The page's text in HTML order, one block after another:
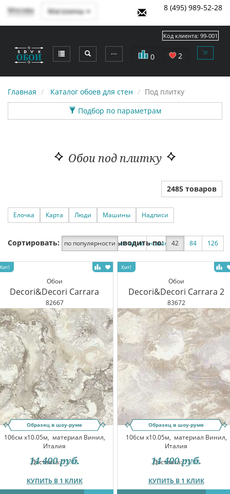
Москва Магазины 8 (495) 989-52-28
⋯ 0 2
Код клиента: 99-001
Главная Каталог обоев для стен
Под плитку
Подбор по параметрам
Обои под плитку
2485 товаров
Елочка Карта Люди Машины Надписи
Сортировать: по популярности по цене новинки по скидке
Выводить по: 42 84 126
Обои
Decori&Decori Carrara
82667
Образец в шоу-руме
106см x10.05м, материал Винил,
Италия
Доставка:12.08
КУПИТЬ В 1 КЛИК
14 400 руб.
Обои
Decori&Decori Carrara 2
83672
Образец в шоу-руме
106см x10.05м, материал Винил,
Италия
Доставка:12.08
КУПИТЬ В 1 КЛИК
14 400 руб.